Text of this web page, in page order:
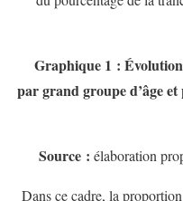
Graphique 1 :
par grand groupe d’âge
Source : élaboration
Dans ce cadre, la